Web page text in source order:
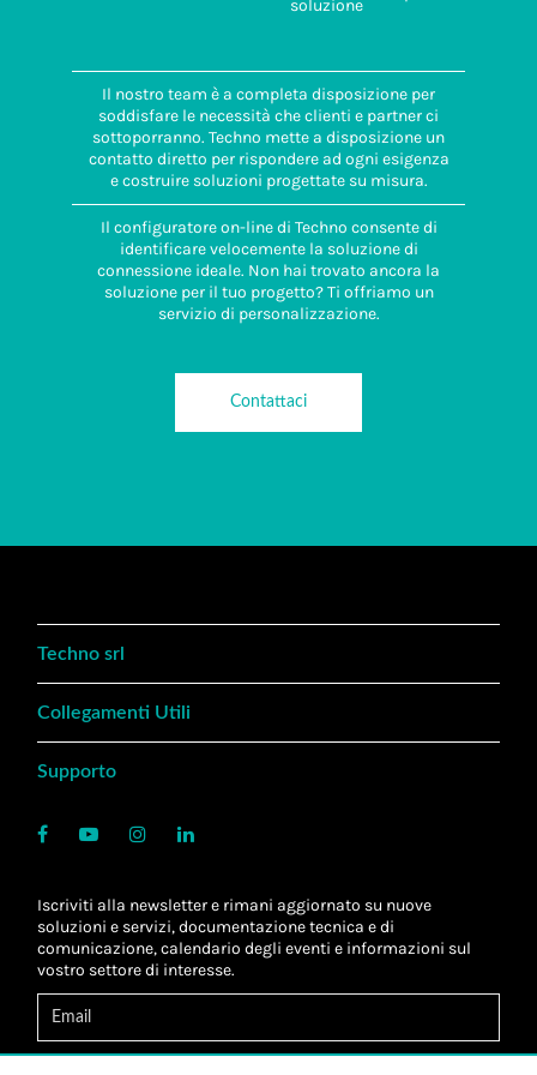
soluzione
Il nostro team è a completa disposizione per
soddisfare le necessità che clienti e partner ci
sottoporranno. Techno mette a disposizione un
contatto diretto per rispondere ad ogni esigenza
e costruire soluzioni progettate su misura.
Il configuratore on-line di Techno consente di
identificare velocemente la soluzione di
connessione ideale. Non hai trovato ancora la
soluzione per il tuo progetto? Ti offriamo un
servizio di personalizzazione.
Contattaci
Techno srl
Collegamenti Utili
Supporto
Iscriviti alla newsletter e rimani aggiornato su nuove
soluzioni e servizi, documentazione tecnica e di
comunicazione, calendario degli eventi e informazioni sul
vostro settore di interesse.